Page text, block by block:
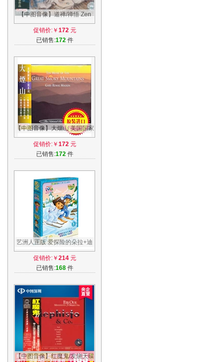
【中图音像】道禅/禅悟 Zen
Breakfast Karunesh CD
RM4150
促销价:￥ 172元
已销售:172件
【中图音像】大烟山 美国国家
公园系列real music发烧级进
口-现货
促销价:￥ 172元
已销售:172件
艺洲人正版 爱探险的朵拉+迪
亚哥15DVD 双语早教音像动
画片第三季
促销价:￥ 214元
已销售:168件
【中图音像】红魔鬼/发烧天碟